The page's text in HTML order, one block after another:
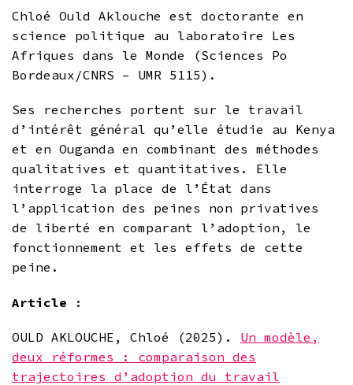
Chloé Ould Aklouche est doctorante en
science politique au laboratoire Les
Afriques dans le Monde (Sciences Po
Bordeaux/CNRS – UMR 5115).
Ses recherches portent sur le travail
d’intérêt général qu’elle étudie au Kenya
et en Ouganda en combinant des méthodes
qualitatives et quantitatives. Elle
interroge la place de l’État dans
l’application des peines non privatives
de liberté en comparant l’adoption, le
fonctionnement et les effets de cette
peine.
Article :
OULD AKLOUCHE, Chloé (2025). Un modèle,
deux réformes : comparaison des
trajectoires d’adoption du travail